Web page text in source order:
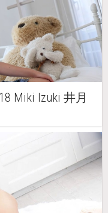
Miki Izuki 井月